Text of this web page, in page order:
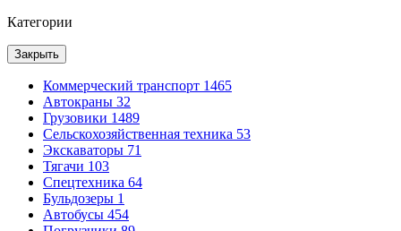
Категории
Закрыть
Коммерческий транспорт 1465
Автокраны 32
Грузовики 1489
Сельскохозяйственная техника 53
Экскаваторы 71
Тягачи 103
Спецтехника 64
Бульдозеры 1
Автобусы 454